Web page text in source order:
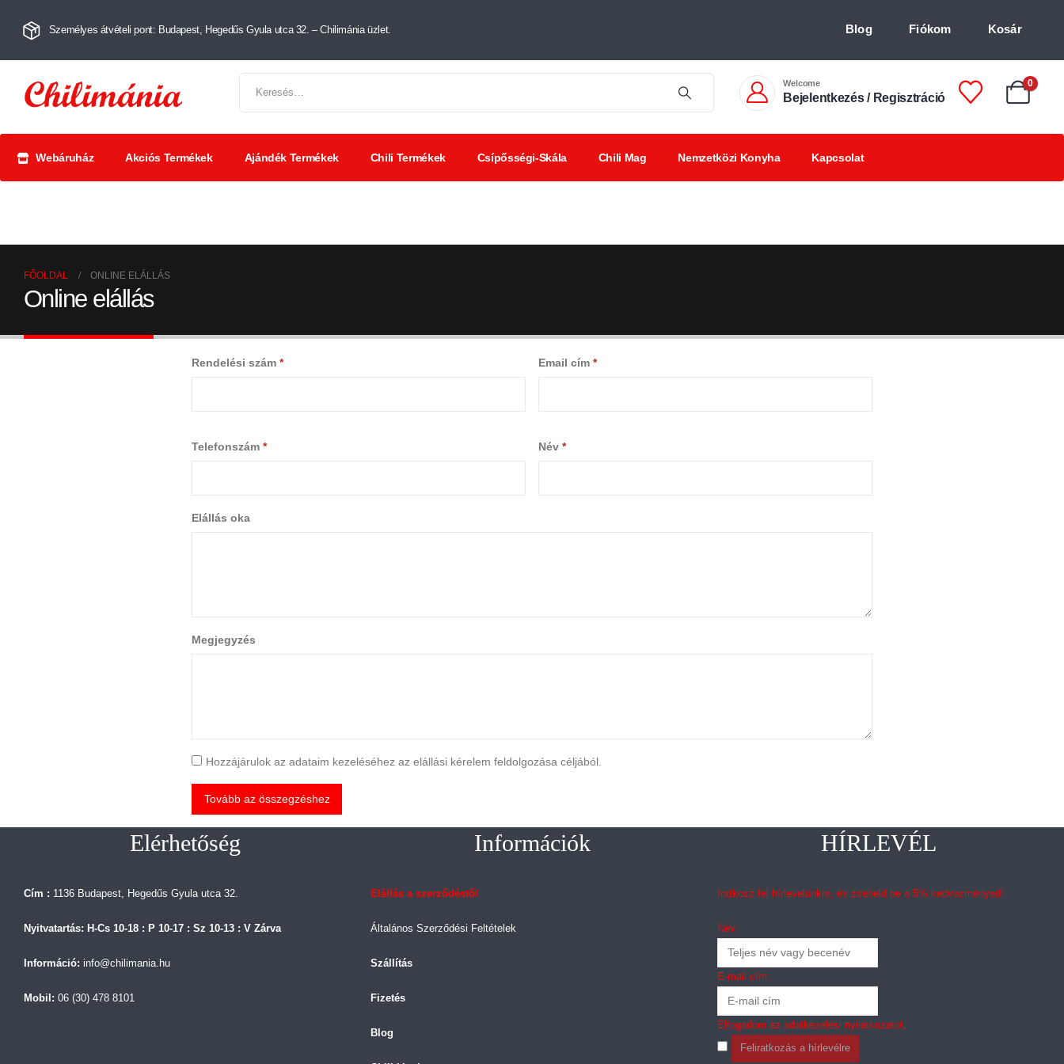
Személyes átvételi pont: Budapest, Hegedűs Gyula utca 32. – Chilimánia üzlet. Blog Fiókom Kosár
Welcome
Bejelentkezés / Regisztráció
0
Webáruház Akciós Termékek Ajándék Termékek Chili Termékek Csípősségi-Skála Chili Mag Nemzetközi Konyha Kapcsolat
FŐOLDAL ONLINE ELÁLLÁS
Online elállás
Rendelési szám * Email cím *
Telefonszám * Név *
Elállás oka
Megjegyzés
Hozzájárulok az adataim kezeléséhez az elállási kérelem feldolgozása céljából.
Tovább az összegzéshez
Elérhetőség
Cím : 1136 Budapest, Hegedűs Gyula utca 32.
Nyitvatartás: H-Cs 10-18 : P 10-17 : Sz 10-13 : V Zárva
Információ: info@chilimania.hu
Mobil: 06 (30) 478 8101
Információk
Elállás a szerződéstől
Általános Szerződési Feltételek
Szállítás
Fizetés
Blog
HÍRLEVÉL
Iratkozz fel hírlevelünkre, és zsebeld be a 5% kedvezményed!
Név:
E-mail cím:
Elfogadom az adatkezelési nyilatkozatot.
Feliratkozás a hírlevélre